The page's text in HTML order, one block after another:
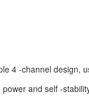
4 -channel design,
and self -